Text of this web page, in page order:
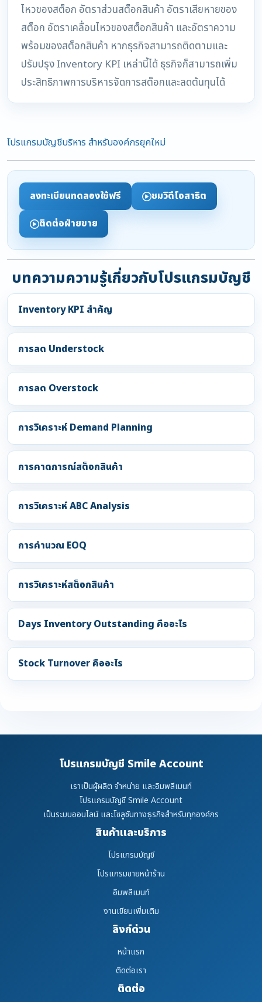
ไหวของสต็อก อัตราส่วนสต็อกสินค้า อัตราเสียหายของ
สต็อก อัตราเคลื่อนไหวของสต็อกสินค้า และอัตราความ
พร้อมของสต็อกสินค้า หากธุรกิจสามารถติดตามและ
ปรับปรุง Inventory KPI เหล่านี้ได้ ธุรกิจก็สามารถเพิ่ม
ประสิทธิภาพการบริหารจัดการสต็อกและลดต้นทุนได้
โปรแกรมบัญชีบริหาร สำหรับองค์กรยุคใหม่
ลงทะเบียนทดลองใช้ฟรี
ชมวิดีโอสาธิต
ติดต่อฝ่ายขาย
บทความความรู้เกี่ยวกับโปรแกรมบัญชี
Inventory KPI สำคัญ
การลด Understock
การลด Overstock
การวิเคราะห์ Demand Planning
การคาดการณ์สต็อกสินค้า
การวิเคราะห์ ABC Analysis
การคำนวณ EOQ
การวิเคราะห์สต็อกสินค้า
Days Inventory Outstanding คืออะไร
Stock Turnover คืออะไร
โปรแกรมบัญชี Smile Account
เราเป็นผู้ผลิต จำหน่าย และอิมพลีเมนท์
โปรแกรมบัญชี Smile Account
เป็นระบบออนไลน์ และโซลูชันทางธุรกิจสำหรับทุกองค์กร
สินค้าและบริการ
โปรแกรมบัญชี
โปรแกรมขายหน้าร้าน
อิมพลีเมนท์
งานเขียนเพิ่มเติม
ลิงก์ด่วน
หน้าแรก
ติดต่อเรา
ติดต่อ